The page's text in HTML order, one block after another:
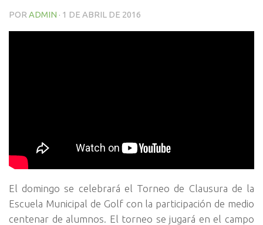
POR ADMIN · 1 DE ABRIL DE 2016
El domingo se celebrará el Torneo de Clausura de la
Escuela Municipal de Golf con la participación de medio
centenar de alumnos. El torneo se jugará en el campo